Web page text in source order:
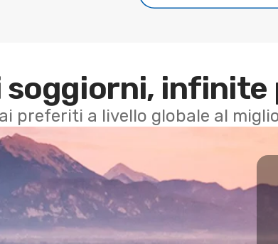
soggiorni, infinite
preferiti a livello globale al